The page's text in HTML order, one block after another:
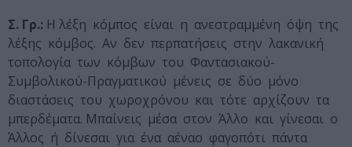
Σ. Γρ.: Η λέξη κόμπος είναι η ανεστραμμένη όψη της
λέξης κόμβος. Αν δεν περπατήσεις στην λακανική
τοπολογία των κόμβων του Φαντασιακού-
Συμβολικού-Πραγματικού μένεις σε δύο μόνο
διαστάσεις του χωροχρόνου και τότε αρχίζουν τα
μπερδέματα. Μπαίνεις μέσα στον Άλλο και γίνεσαι ο
Άλλος ή δίνεσαι για ένα αέναο φαγοπότι πάντα